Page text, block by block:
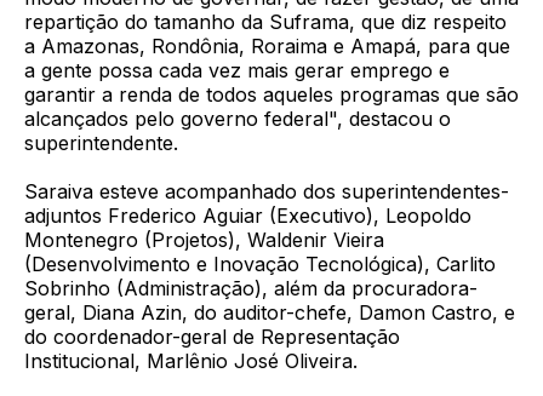
repartição do tamanho da Suframa, que diz respeito
a Amazonas, Rondônia, Roraima e Amapá, para que
a gente possa cada vez mais gerar emprego e
garantir a renda de todos aqueles programas que são
alcançados pelo governo federal", destacou o
superintendente.
Saraiva esteve acompanhado dos superintendentes-
adjuntos Frederico Aguiar (Executivo), Leopoldo
Montenegro (Projetos), Waldenir Vieira
(Desenvolvimento e Inovação Tecnológica), Carlito
Sobrinho (Administração), além da procuradora-
geral, Diana Azin, do auditor-chefe, Damon Castro, e
do coordenador-geral de Representação
Institucional, Marlênio José Oliveira.